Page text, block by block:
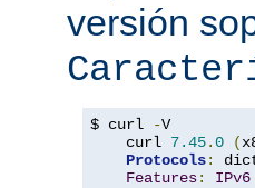
versión
$ curl -V
    curl
7.45.0 (
Protocols:
Features: IPv6